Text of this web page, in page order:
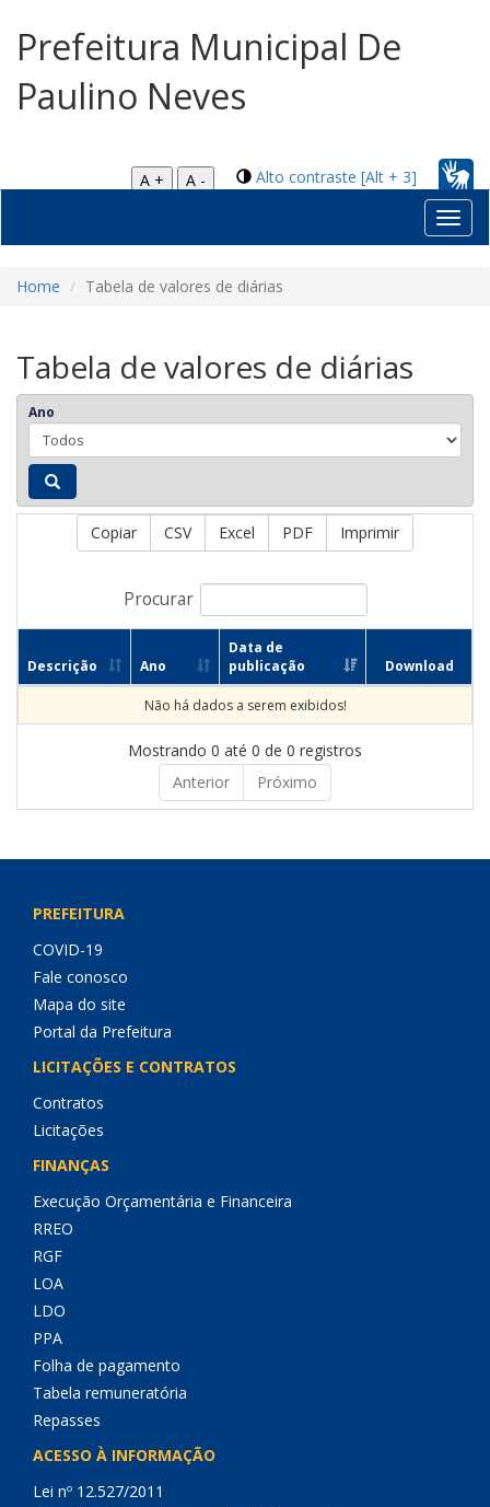
Prefeitura Municipal De
Paulino Neves
Alto contraste [Alt + 3]
A +
A -
Home Tabela de valores de diárias
Tabela de valores de diárias
Ano
Copiar CSV Excel PDF Imprimir
Procurar
Descrição Ano
Data de
publicação
Download
Não há dados a serem exibidos!
Mostrando 0 até 0 de 0 registros
Anterior
Próximo
PREFEITURA
COVID-19
Fale conosco
Mapa do site
Portal da Prefeitura
LICITAÇÕES E CONTRATOS
Contratos
Licitações
FINANÇAS
Execução Orçamentária e Financeira
RREO
RGF
LOA
LDO
PPA
Folha de pagamento
Tabela remuneratória
Repasses
ACESSO À INFORMAÇÃO
Lei nº 12.527/2011